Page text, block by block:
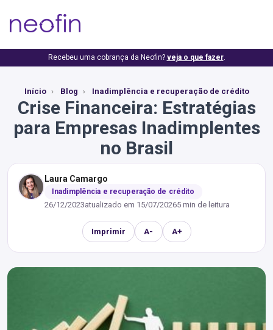
Recebeu uma cobrança da Neofin? veja o que fazer.
Início Blog Inadimplência e recuperação de crédito
Crise Financeira: Estratégias
para Empresas Inadimplentes
no Brasil
Laura Camargo
Inadimplência e recuperação de crédito
26/12/2023atualizado em 15/07/20265 min de leitura
Imprimir A- A+